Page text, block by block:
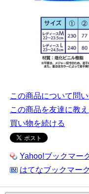
この商品について問
この商品を友達に教
買い物を続ける
Yahoo!ブックマー
はてなブックマー